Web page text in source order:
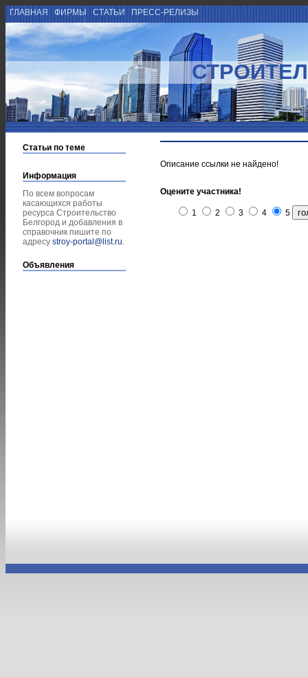
ГЛАВНАЯ ФИРМЫ СТАТЬИ ПРЕСС-РЕЛИЗЫ
Статьи по теме
Информация
По всем вопросам
касающихся работы
ресурса Строительство
Белгород и добавления в
справочник пишите по
адресу stroy-portal@list.ru.
Объявления
Описание ссылки не найдено!
Оцените участника!
1 2 3 4 5